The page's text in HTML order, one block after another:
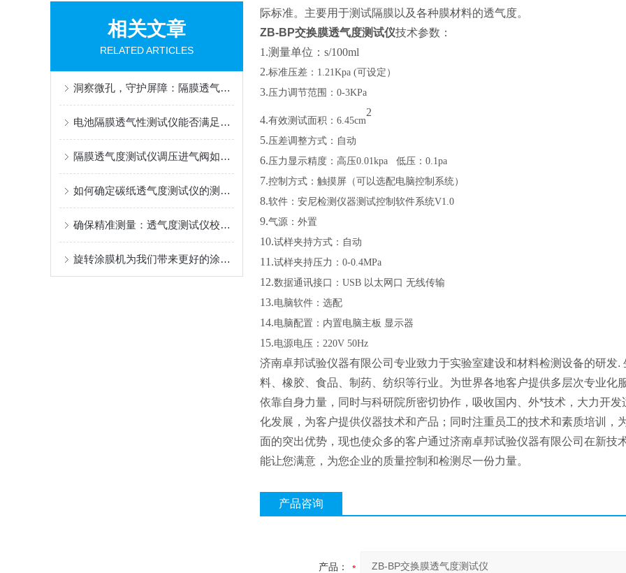
相关文章
RELATED ARTICLES
洞察微孔，守护屏障：隔膜透气度测定仪，材料性能的精密标尺
电池隔膜透气性测试仪能否满足新能源行业的特殊要求？
隔膜透气度测试仪调压进气阀如何精准调节？
如何确定碳纸透气度测试仪的测量范围？
确保精准测量：透气度测试仪校准规范解析
旋转涂膜机为我们带来更好的涂层体验
际标准。主要用于测试隔膜以及各种膜材料的透气度。
ZB-BP交换膜透气度测试仪技术参数：
1.测量单位：s/100ml
2.标准压差：1.21Kpa (可设定）
3.压力调节范围：0-3KPa
4.有效测试面积：6.45cm
2
5.压差调整方式：自动
6.压力显示精度：高压0.01kpa 低压：0.1pa
7.控制方式：触摸屏（可以选配电脑控制系统）
8.软件：安尼检测仪器测试控制软件系统V1.0
9.气源：外置
10.试样夹持方式：自动
11.试样夹持压力：0-0.4MPa
12.数据通讯接口：USB 以太网口 无线传输
13.电脑软件：选配
14.电脑配置：内置电脑主板 显示器
15.电源电压：220V 50Hz
济南卓邦试验仪器有限公司专业致力于实验室建设和材料检测设备的研发
料、橡胶、食品、制药、纺织等行业。为世界各地客户提供多层次专业化
依靠自身力量，同时与科研院所密切协作，吸收国内、外*技术，大力开
化发展，为客户提供仪器技术和产品；同时注重员工的技术和素质培训，
面的突出优势，现也使众多的客户通过济南卓邦试验仪器有限公司在新技
能让您满意，为您企业的质量控制和检测尽一份力量。
产品咨询
产品：